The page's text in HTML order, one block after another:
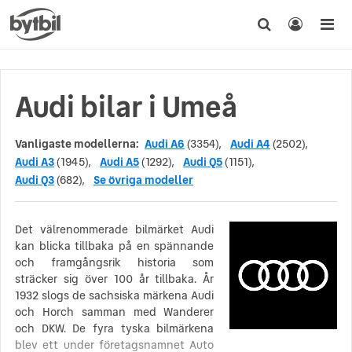
Audi bilar i Umeå
Vanligaste modellerna: Audi A6 (3354), Audi A4 (2502),
Audi A3(1945), Audi A5(1292), Audi Q5(1151),
Audi Q3(682), Se övriga modeller
Det välrenommerade bilmärket Audi
kan blicka tillbaka på en spännande
och framgångsrik historia som
sträcker sig över 100 år tillbaka. År
1932 slogs de sachsiska märkena Audi
och Horch samman med Wanderer
och DKW. De fyra tyska bilmärkena
blev ett under företagsnamnet Auto